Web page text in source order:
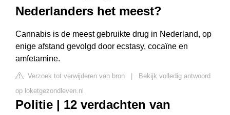
Nederlanders het meest?
Cannabis is de meest gebruikte drug in Nederland, op
enige afstand gevolgd door ecstasy, cocaïne en
amfetamine.
Verzoek tot verwijderen van bron
Bekijk volledig antwoord
op loketgezondleven.nl
Politie | 12 verdachten van